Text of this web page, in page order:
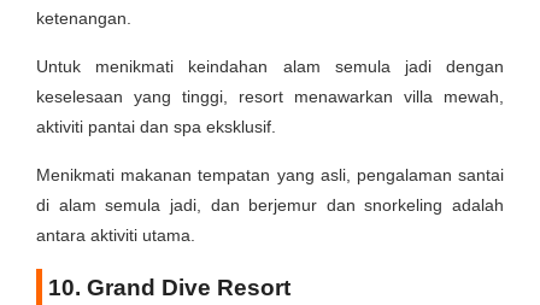
ketenangan.
Untuk menikmati keindahan alam semula jadi dengan
keselesaan yang tinggi, resort menawarkan villa mewah,
aktiviti pantai dan spa eksklusif.
Menikmati makanan tempatan yang asli, pengalaman santai
di alam semula jadi, dan berjemur dan snorkeling adalah
antara aktiviti utama.
10. Grand Dive Resort